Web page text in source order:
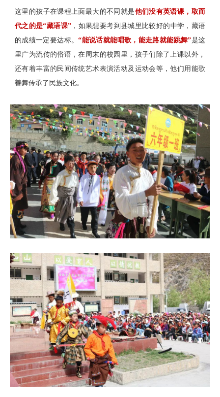
这里的孩子在课程上面最大的不同就是他们没有英语课，取而
代之的是“藏语课”，如果想要考到县城里比较好的中学，藏语
的成绩一定要达标。“能说话就能唱歌，能走路就能跳舞”是这
里广为流传的俗语，在周末的校园里，孩子们除了上课以外，
还有着丰富的民间传统艺术表演活动及运动会等，他们用能歌
善舞传承了民族文化。